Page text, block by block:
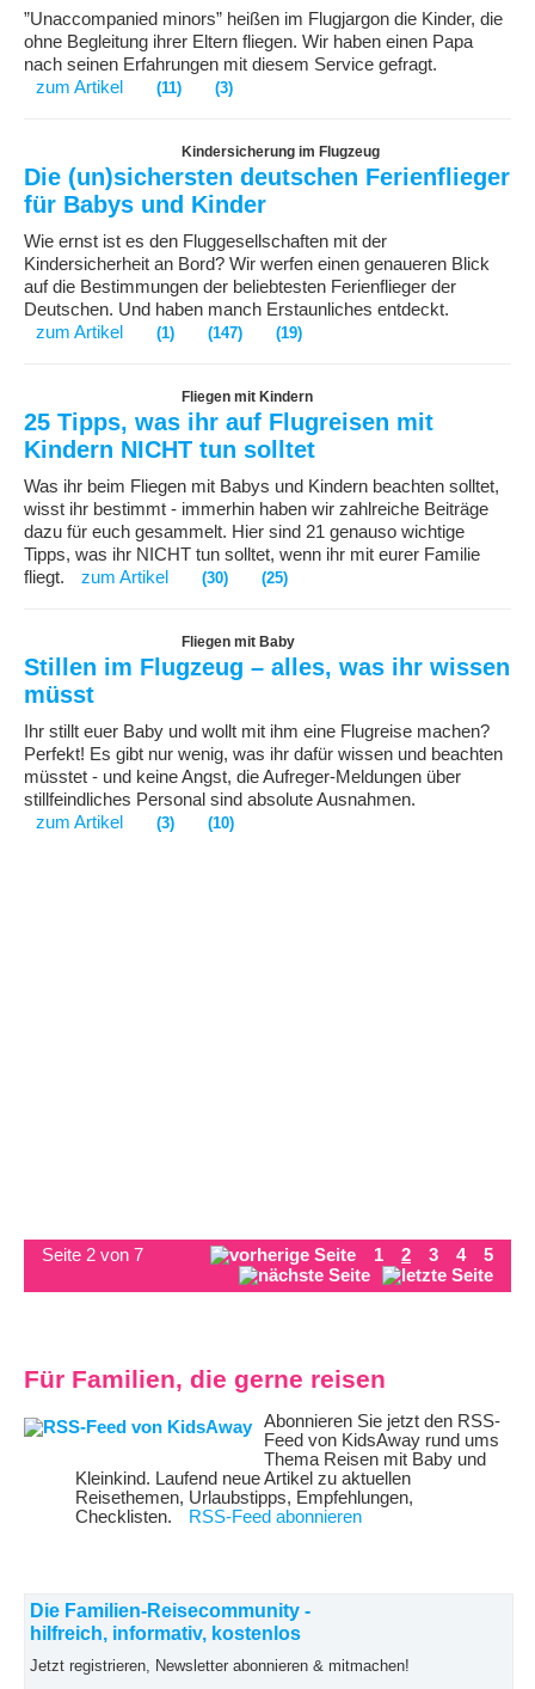
”Unaccompanied minors” heißen im Flugjargon die Kinder, die
ohne Begleitung ihrer Eltern fliegen. Wir haben einen Papa
nach seinen Erfahrungen mit diesem Service gefragt.
zum Artikel
(11) (3)
Kindersicherung im Flugzeug
Die (un)sichersten deutschen Ferienflieger
für Babys und Kinder
Wie ernst ist es den Fluggesellschaften mit der
Kindersicherheit an Bord? Wir werfen einen genaueren Blick
auf die Bestimmungen der beliebtesten Ferienflieger der
Deutschen. Und haben manch Erstaunliches entdeckt.
zum Artikel
(1) (147) (19)
Fliegen mit Kindern
25 Tipps, was ihr auf Flugreisen mit
Kindern NICHT tun solltet
Was ihr beim Fliegen mit Babys und Kindern beachten solltet,
wisst ihr bestimmt - immerhin haben wir zahlreiche Beiträge
dazu für euch gesammelt. Hier sind 21 genauso wichtige
Tipps, was ihr NICHT tun solltet, wenn ihr mit eurer Familie
fliegt.
zum Artikel (30) (25)
Fliegen mit Baby
Stillen im Flugzeug – alles, was ihr wissen
müsst
Ihr stillt euer Baby und wollt mit ihm eine Flugreise machen?
Perfekt! Es gibt nur wenig, was ihr dafür wissen und beachten
müsstet - und keine Angst, die Aufreger-Meldungen über
stillfeindliches Personal sind absolute Ausnahmen.
zum Artikel
(3) (10)
Seite 2 von 7 1 2 3 4 5
Für Familien, die gerne reisen
Abonnieren Sie jetzt den RSS-
Feed von KidsAway rund ums
Thema Reisen mit Baby und
Kleinkind. Laufend neue Artikel zu aktuellen
Reisethemen, Urlaubstipps, Empfehlungen,
Checklisten.
RSS-Feed abonnieren
Die Familien-Reisecommunity -
hilfreich, informativ, kostenlos
Jetzt registrieren, Newsletter abonnieren & mitmachen!